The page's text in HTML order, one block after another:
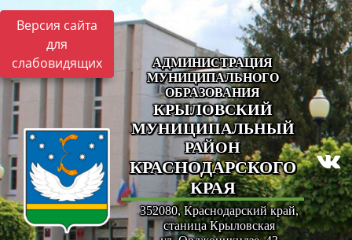
Версия сайта
для
слабовидящих
АДМИНИСТРАЦИЯ
МУНИЦИПАЛЬНОГО
ОБРАЗОВАНИЯ
КРЫЛОВСКИЙ
МУНИЦИПАЛЬНЫЙ
РАЙОН
КРАСНОДАРСКОГО
КРАЯ
352080, Краснодарский край,
станица Крыловская